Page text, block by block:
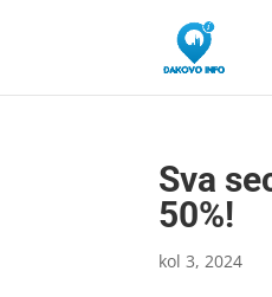
Sva
50%!
kol 3, 2024